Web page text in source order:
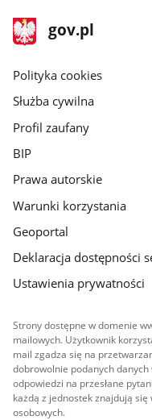
stopka
gov.pl
Strona
gov.pl
gov.pl
Polityka cookies
Służba cywilna
Profil zaufany
BIP
Prawa autorskie
Warunki korzystania
Geoportal
Deklaracja dostępności
Ustawienia prywatności
Strony dostępne w domenie
mailowych. Użytkownik
mail zgadza się na
dobrowolnie podanych danych
odpowiedzi na przesłane
każdą z jednostek znajdują
osobowych.